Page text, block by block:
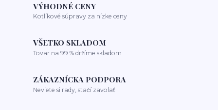
VÝHODNÉ CENY
Kotlíkové súpravy za nízke ceny
VŠETKO SKLADOM
Tovar na 99 % držíme skladom
ZÁKAZNÍCKA PODPORA
Neviete si rady, stačí zavolať